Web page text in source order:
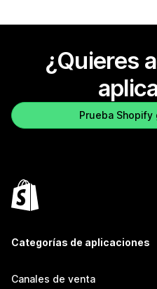
¿Quieres
Prueba
Categorías de aplicaciones
Canales de venta